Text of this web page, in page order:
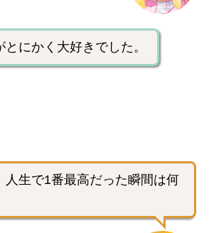
にかく大好きでした。
人生で1番最高だった瞬間は何